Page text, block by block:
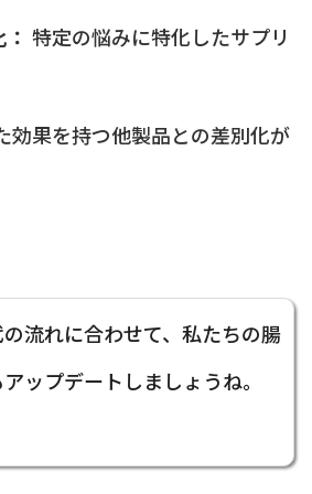
特定の悩みに特化したサプリ
効果を持つ他製品との差別化が
流れに合わせて、私たちの腸
ップデートしましょうね。